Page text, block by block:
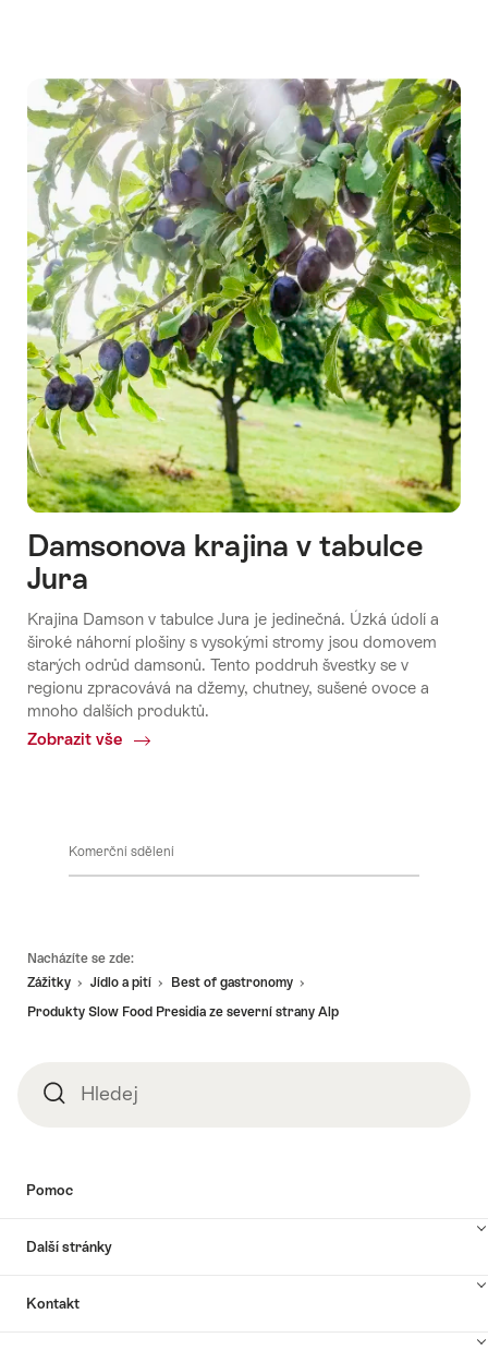
syrového
mléka
Damsonova krajina v tabulce
Jura
Krajina Damson v tabulce Jura je jedinečná. Úzká údolí a
široké náhorní plošiny s vysokými stromy jsou domovem
starých odrůd damsonů. Tento poddruh švestky se v
regionu zpracovává na džemy, chutney, sušené ovoce a
mnoho dalších produktů.
Zobrazit vše
Common.Of
Jura
Komerční sdělení
Nacházíte se zde:
Zážitky
Jídlo a pití
Best of gastronomy
Produkty Slow Food Presidia ze severní strany Alp
HledejHledej
Pomoc
Další stránky
Kontakt